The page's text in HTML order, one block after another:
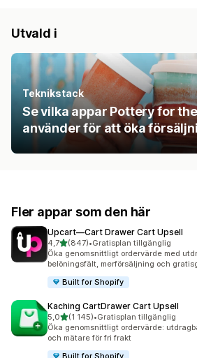
Utvald i
Teknikstack
Se vilka appar Pottery for
använder för att öka
Fler appar som den här
Upcart—Cart Drawer Cart Upsell
4,7av 5 stjärnor
(847)
847 recensioner totalt
•Gratisplan tillgänglig
Öka genomsnittligt ordervärde med
belöningsfält, merförsäljning och
Built for Shopify
Kaching CartDrawer Cart Upsell
5,0av 5 stjärnor
(1 145)
1145 recensioner totalt
•Gratisplan tillgänglig
Öka genomsnittligt ordervärde:
och mätare för fri frakt
Built for Shopify